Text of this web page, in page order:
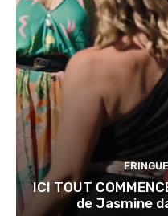
ICI TOUT
de Jasmine